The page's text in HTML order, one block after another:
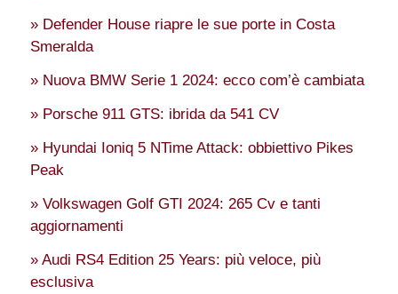
» Defender House riapre le sue porte in Costa
Smeralda
» Nuova BMW Serie 1 2024: ecco com’è cambiata
» Porsche 911 GTS: ibrida da 541 CV
» Hyundai Ioniq 5 NTime Attack: obbiettivo Pikes
Peak
» Volkswagen Golf GTI 2024: 265 Cv e tanti
aggiornamenti
» Audi RS4 Edition 25 Years: più veloce, più
esclusiva